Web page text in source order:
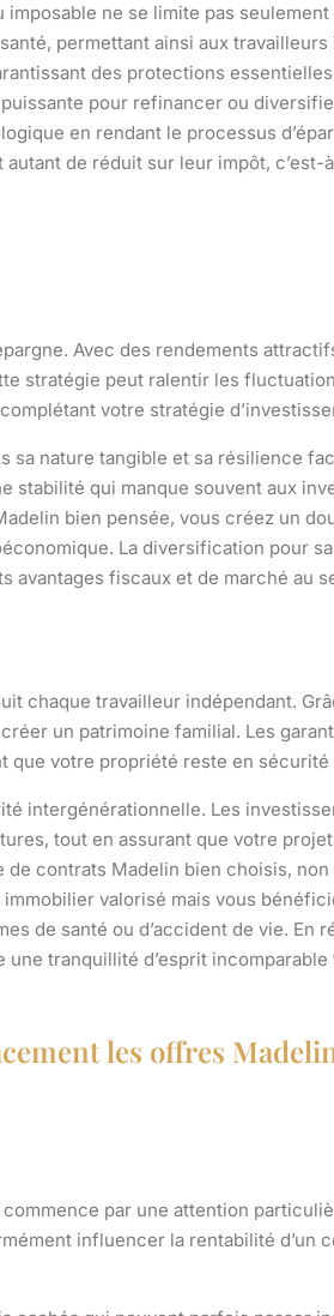
ne se limite pas seulement
permettant ainsi aux
des protections
pour refinancer ou
en rendant le processus
de réduit sur leur impôt, c’est-
Avec des rendements
stratégie peut ralentir les
votre stratégie
sa nature tangible et sa résilience
stabilité qui manque souvent aux
bien pensée, vous créez un
La diversification pour
fiscaux et de marché au
chaque travailleur indépendant.
un patrimoine familial. Les
que votre propriété reste en sécurité
intergénérationnelle. Les
tout en assurant que votre
de contrats Madelin bien choisis,
valorisé mais vous
de santé ou d’accident de vie. En
tranquillité d’esprit
les offres
commence par une attention
influencer la rentabilité d’un